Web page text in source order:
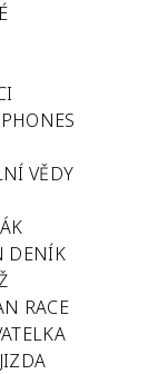
VĚDY
DENÍK
RACE